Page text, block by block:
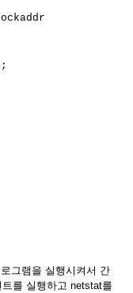
그램을 실행시켜서 간
를 실행하고 netstat를